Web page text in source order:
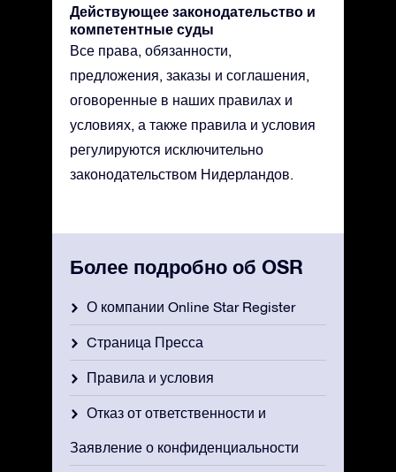
Действующее законодательство и
компетентные суды
Все права, обязанности,
предложения, заказы и соглашения,
оговоренные в наших правилах и
условиях, а также правила и условия
регулируются исключительно
законодательством Нидерландов.
Более подробно об OSR
О компании Online Star Register
Cтраница Пресса
Правила и условия
Отказ от ответственности и
Заявление о конфиденциальности